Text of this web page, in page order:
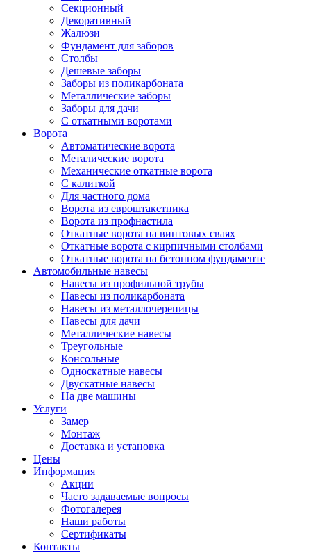
Секционный
Декоративный
Жалюзи
Фундамент для заборов
Столбы
Дешевые заборы
Заборы из поликарбоната
Металлические заборы
Заборы для дачи
С откатными воротами
Ворота
Автоматические ворота
Металические ворота
Механические откатные ворота
С калиткой
Для частного дома
Ворота из евроштакетника
Ворота из профнастила
Откатные ворота на винтовых сваях
Откатные ворота с кирпичными столбами
Откатные ворота на бетонном фундаменте
Автомобильные навесы
Навесы из профильной трубы
Навесы из поликарбоната
Навесы из металлочерепицы
Навесы для дачи
Металлические навесы
Треугольные
Консольные
Односкатные навесы
Двускатные навесы
На две машины
Услуги
Замер
Монтаж
Доставка и установка
Цены
Информация
Акции
Часто задаваемые вопросы
Фотогалерея
Наши работы
Сертификаты
Контакты